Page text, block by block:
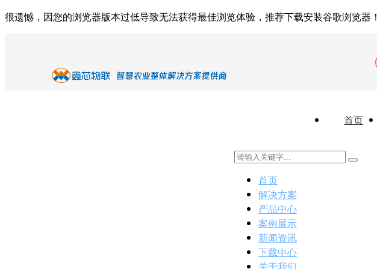
很遗憾，因您的浏览器版本过低导致无法获得最佳浏览体验，推荐下载安装谷歌浏览器！
首页
首页
解决方案
产品中心
案例展示
新闻资讯
下载中心